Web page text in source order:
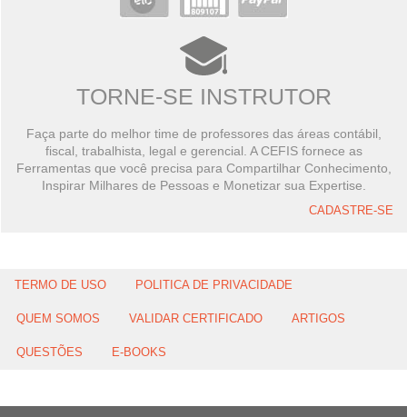
TORNE-SE INSTRUTOR
Faça parte do melhor time de professores das áreas contábil,
fiscal, trabalhista, legal e gerencial. A CEFIS fornece as
Ferramentas que você precisa para Compartilhar Conhecimento,
Inspirar Milhares de Pessoas e Monetizar sua Expertise.
CADASTRE-SE
TERMO DE USO POLITICA DE PRIVACIDADE
QUEM SOMOS VALIDAR CERTIFICADO ARTIGOS
QUESTÕES E-BOOKS